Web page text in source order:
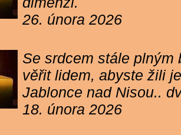
26. února 2026
Se srdcem stále
věřit lidem, abyste žili
Jablonce nad Nisou..
18. února 2026